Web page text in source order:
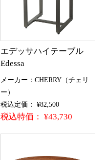
エデッサハイテーブル
Edessa
メーカー：CHERRY（チェリ
ー）
税込定価： ¥82,500
税込特価： ¥43,730